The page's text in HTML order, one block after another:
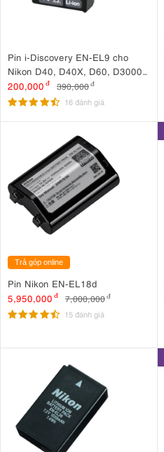
Pin i-Discovery EN-EL9 cho
Nikon D40, D40X, D60, D3000,
D5000
200,000 đ 390,000đ
16 đánh giá
Trả góp online
Pin Nikon EN-EL18d
5,950,000 đ 7,000,000đ
15 đánh giá